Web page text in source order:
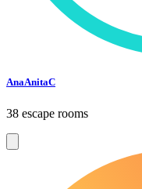
AnaAnitaC
38 escape rooms